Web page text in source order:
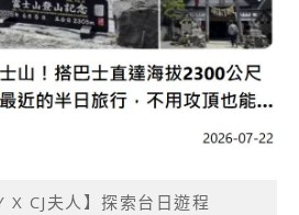
X CJ夫人】探索台日遊程